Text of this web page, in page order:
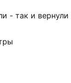
- так и вернули